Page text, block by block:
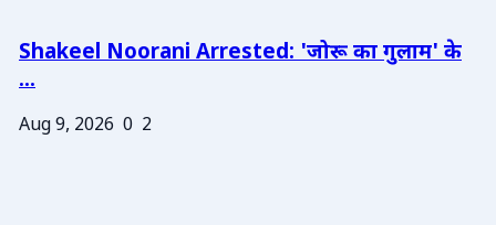
Shakeel Noorani Arrested: 'जोरू का गुलाम' के
...
Aug 9, 2026 0 2